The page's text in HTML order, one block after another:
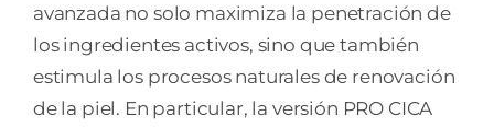
avanzada no solo maximiza la penetración de
los ingredientes activos, sino que también
estimula los procesos naturales de renovación
de la piel. En particular, la versión PRO CICA